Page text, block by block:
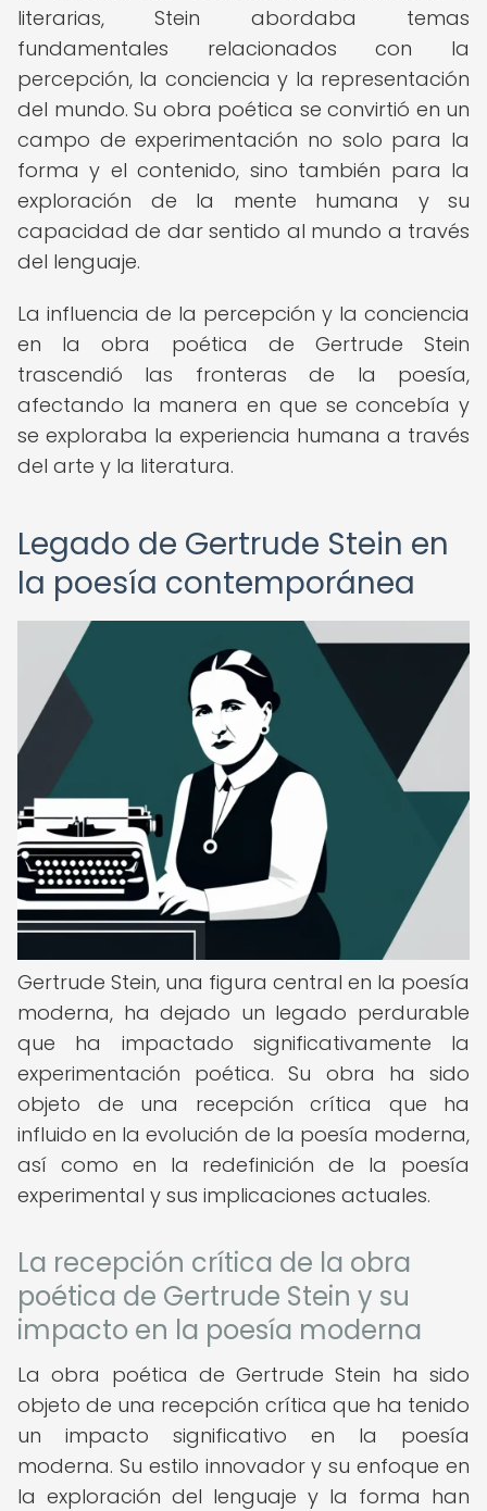
literarias, Stein abordaba temas
fundamentales relacionados con la
percepción, la conciencia y la representación
del mundo. Su obra poética se convirtió en un
campo de experimentación no solo para la
forma y el contenido, sino también para la
exploración de la mente humana y su
capacidad de dar sentido al mundo a través
del lenguaje.
La influencia de la percepción y la conciencia
en la obra poética de Gertrude Stein
trascendió las fronteras de la poesía,
afectando la manera en que se concebía y
se exploraba la experiencia humana a través
del arte y la literatura.
Legado de Gertrude Stein en
la poesía contemporánea
Gertrude Stein, una figura central en la poesía
moderna, ha dejado un legado perdurable
que ha impactado significativamente la
experimentación poética. Su obra ha sido
objeto de una recepción crítica que ha
influido en la evolución de la poesía moderna,
así como en la redefinición de la poesía
experimental y sus implicaciones actuales.
La recepción crítica de la obra
poética de Gertrude Stein y su
impacto en la poesía moderna
La obra poética de Gertrude Stein ha sido
objeto de una recepción crítica que ha tenido
un impacto significativo en la poesía
moderna. Su estilo innovador y su enfoque en
la exploración del lenguaje y la forma han